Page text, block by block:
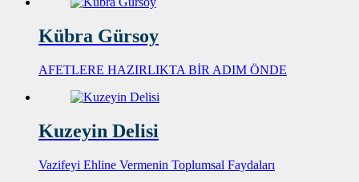
Kübra Gürsoy
AFETLERE HAZIRLIKTA BİR ADIM ÖNDE
Kuzeyin Delisi
Vazifeyi Ehline Vermenin Toplumsal Faydaları